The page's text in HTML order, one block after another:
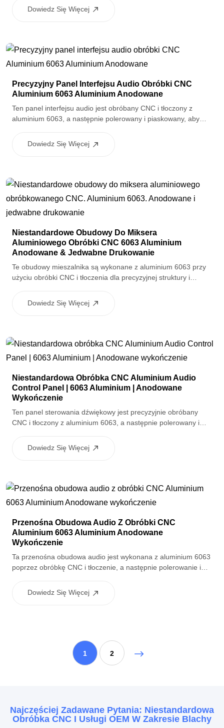
teksturę, podczas gdy sitodruk zapewnia trwałe logo lub grafikę
interfejsu. Nadaje się do zastosowań dekoracyjnych i
Dowiedz Się Więcej
Precyzyjny Panel Interfejsu Audio Obróbki CNC
Aluminium 6063 Aluminium Anodowane
Ten panel interfejsu audio jest obróbany CNC i tłoczony z
aluminium 6063, a następnie polerowany i piaskowany, aby
wykończenie zapewnia odporność na korozję i czysty, premium
wygląd nadaje się do profesjonalnych i konsumenckich
Dowiedz Się Więcej
Niestandardowe Obudowy Do Miksera
Aluminiowego Obróbki CNC 6063 Aluminium
Anodowane & Jedwabne Drukowanie
Te obudowy mieszalnika są wykonane z aluminium 6063 przy
użyciu obróbki CNC i tłoczenia dla precyzyjnej struktury i
anodowane w celu zapewnienia odporności na korozję i
jedwabne drukowane czystą grafiką interfejsu, co czyni je
Dowiedz Się Więcej
Niestandardowa Obróbka CNC Aluminium Audio
Control Panel | 6063 Aluminium | Anodowane
Wykończenie
Ten panel sterowania dźwiękowy jest precyzyjnie obróbany
CNC i tłoczony z aluminium 6063, a następnie polerowany i
Anodowane wykończenie zapewnia odporność na korozję i
czysty, premium wygląd, dzięki czemu nadaje się do wysokiej
Dowiedz Się Więcej
Przenośna Obudowa Audio Z Obróbki CNC
Aluminium 6063 Aluminium Anodowane
Wykończenie
Ta przenośna obudowa audio jest wykonana z aluminium 6063
poprzez obróbkę CNC i tłoczenie, a następnie polerowanie i
Anodowane wykończenie zapewnia doskonałą odporność na
korozję i wygląd premium, co czyni go idealnym dla
Dowiedz Się Więcej
1 2
Najczęściej Zadawane Pytania: Niestandardowa
Obróbka CNC I Usługi OEM W Zakresie Blachy